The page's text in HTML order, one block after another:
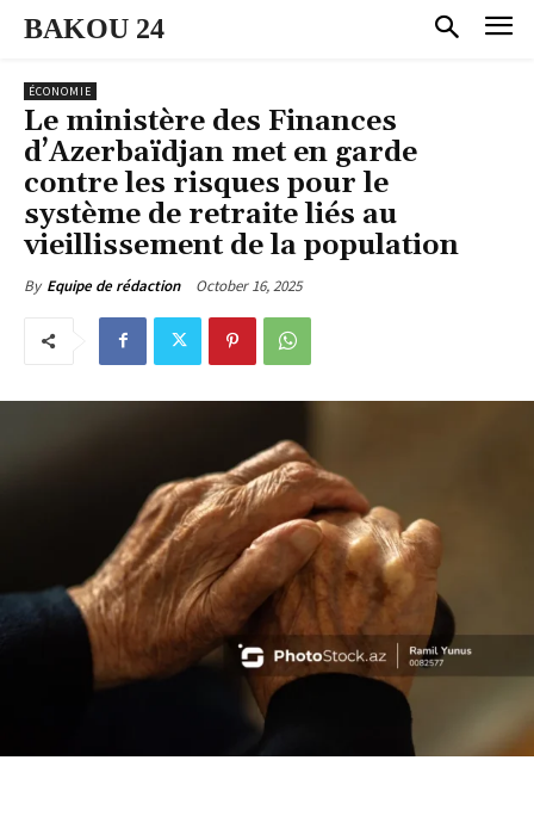
BAKOU 24
ÉCONOMIE
Le ministère des Finances
d’Azerbaïdjan met en garde
contre les risques pour le
système de retraite liés au
vieillissement de la population
By Equipe de rédaction October 16, 2025